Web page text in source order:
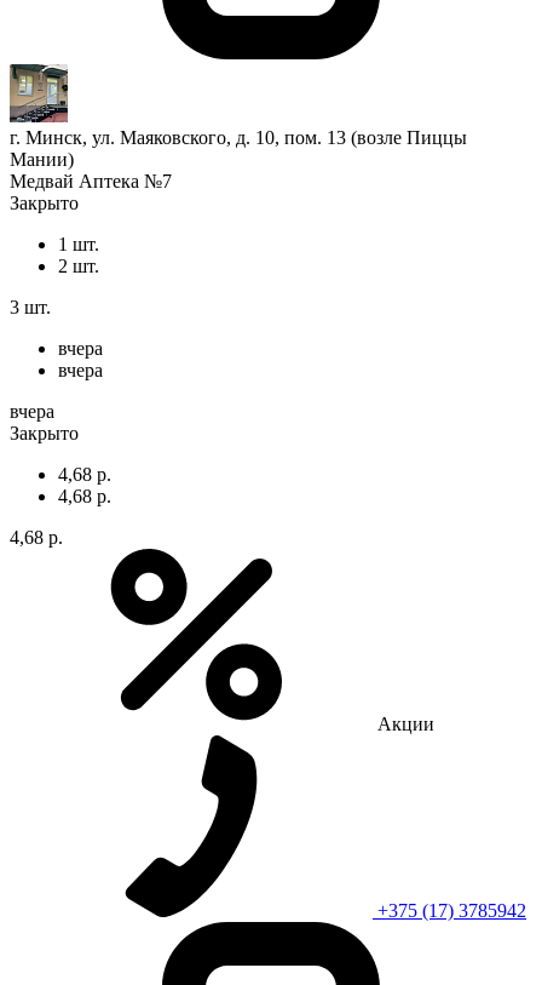
г. Минск, ул. Маяковского, д. 10, пом. 13 (возле Пиццы
Мании)
Медвай Аптека №7
Закрыто
1 шт.
2 шт.
3 шт.
вчера
вчера
вчера
Закрыто
4,68 р.
4,68 р.
4,68 р.
Акции
+375 (17) 3785942